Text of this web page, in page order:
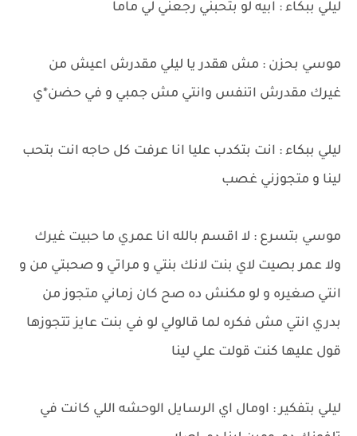
ليلي ببكاء : ابيه لو بتحبني رجعني لي ماما
موسي بحزن : مش هقدر يا ليلي مقدرش اعيش من
غيرك مقدرش اتنفس وانتي مش جمبي و في حضن*ي
ليلي ببكاء : انت بتكدب عليا انا عرفت كل حاجه انت بتحب
لينا و متجوزني غصب
موسي بتسرع : لا اقسم بالله انا عمري ما حبيت غيرك
ولا عمر بصيت لاي بنت لانك بنتي و مراتي و صحبتي من و
انتي صغيره و لو مكنش ده صح كان زماني متجوز من
بدري انتي مش فكره لما قالولي لو في بنت عايز تتجوزها
قول عليها كنت قولت علي لينا
ليلي بتفكير : اومال اي الرسايل الوحشه اللي كانت في